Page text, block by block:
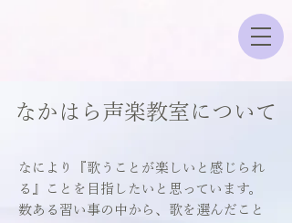
なかはら声楽教室について
なにより『歌うことが楽しいと感じられ
る』ことを目指したいと思っています。
数ある習い事の中から、歌を選んだこと